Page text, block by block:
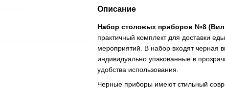
Описание
Набор столовых приборов №8
практичный комплект для доставки
мероприятий. В набор входят черная
индивидуально упакованные в
удобства использования.
Черные приборы имеют стильный